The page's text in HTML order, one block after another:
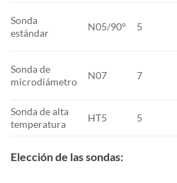
Sonda
estándar
N05/90° 5
Sonda de
microdiámetro
N07 7
Sonda de alta
temperatura
HT5 5
Elección de las sondas: